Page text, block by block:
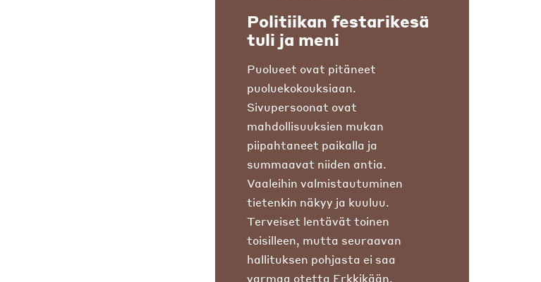
Politiikan festarikesä
tuli ja meni
Puolueet ovat pitäneet
puoluekokouksiaan.
Sivupersoonat ovat
mahdollisuuksien mukan
piipahtaneet paikalla ja
summaavat niiden antia.
Vaaleihin valmistautuminen
tietenkin näkyy ja kuuluu.
Terveiset lentävät toinen
toisilleen, mutta seuraavan
hallituksen pohjasta ei saa
varmaa otetta Erkkikään.